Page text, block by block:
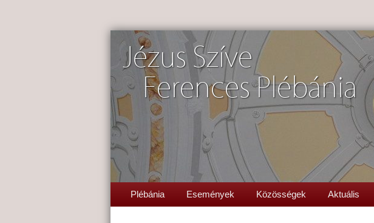
Jézus Szíve
Ferences Plébánia
Plébánia Események Közösségek Aktuális